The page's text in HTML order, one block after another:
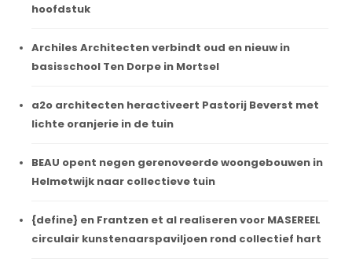
hoofdstuk
Archiles Architecten verbindt oud en nieuw in
basisschool Ten Dorpe in Mortsel
a2o architecten heractiveert Pastorij Beverst met
lichte oranjerie in de tuin
BEAU opent negen gerenoveerde woongebouwen in
Helmetwijk naar collectieve tuin
{define} en Frantzen et al realiseren voor MASEREEL
circulair kunstenaarspaviljoen rond collectief hart